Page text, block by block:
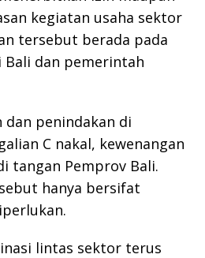
kegiatan usaha sektor
tersebut berada pada
Bali dan pemerintah
penindakan di
C nakal, kewenangan
tangan Pemprov Bali.
hanya bersifat
lintas sektor terus